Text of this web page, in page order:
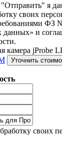
я
своих
ФЗ
данных» и
Уточнить
своих